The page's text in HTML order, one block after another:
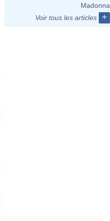
Madonna
Voir tous les articles
+